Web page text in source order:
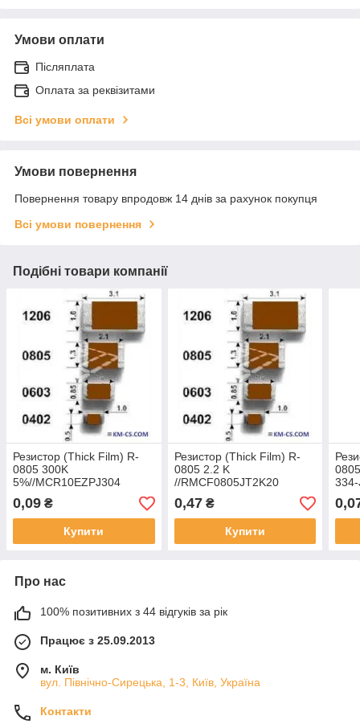
Умови оплати
Післяплата
Оплата за реквізитами
Всі умови оплати
Умови повернення
Повернення товару впродовж 14 днів за рахунок покупця
Всі умови повернення
Подібні товари компанії
Резистор (Thick Film) R-
0805 300K
5%//MCR10EZPJ304
(Rohm)
0,09 ₴
Купити
Резистор (Thick Film) R-
0805 2.2 K
//RMCF0805JT2K20
(Stackpole Electronics)
0,47₴
Купити
Про нас
100% позитивних з 44 відгуків за рік
Працює з 25.09.2013
м. Київ
вул. Північно-Сирецька, 1-3, Київ, Україна
Контакти